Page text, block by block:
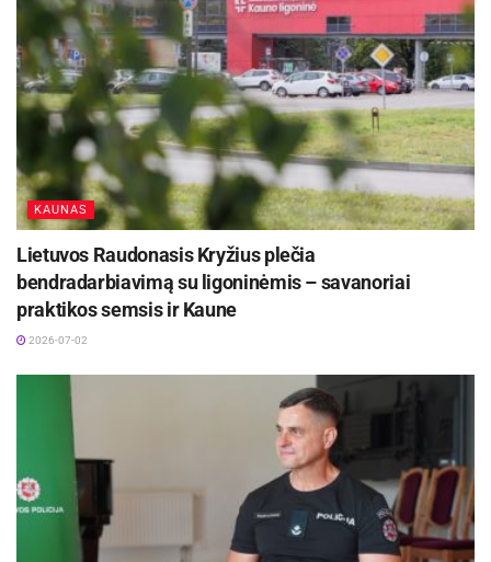
KAUNAS
Lietuvos Raudonasis Kryžius plečia
bendradarbiavimą su ligoninėmis – savanoriai
praktikos semsis ir Kaune
2026-07-02